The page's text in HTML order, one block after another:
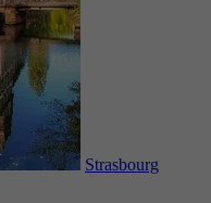
Strasbourg